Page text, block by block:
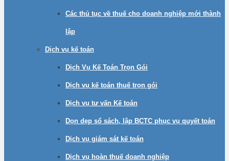
Các thủ tục về thuế cho doanh nghiệp mới thành
lập
Dịch vụ kế toán
Dịch Vụ Kế Toán Trọn Gói
Dịch vụ kế toán thuế trọn gói
Dịch vụ tư vấn Kế toán
Dọn dẹp sổ sách, lập BCTC phục vụ quyết toán
Dịch vụ giám sát kế toán
Dịch vụ hoàn thuế doanh nghiệp